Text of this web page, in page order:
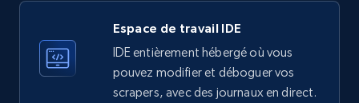
Instagram - Profiles
Account, Fbid, ID, Followers, Posts count, Is
Espace de travail IDE
IDE entièrement hébergé où vous
pouvez modifier et déboguer vos
scrapers, avec des journaux en direct.